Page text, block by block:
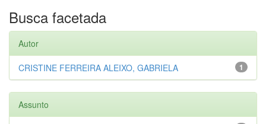
Busca facetada
Autor
1
CRISTINE FERREIRA ALEIXO, GABRIELA
Assunto